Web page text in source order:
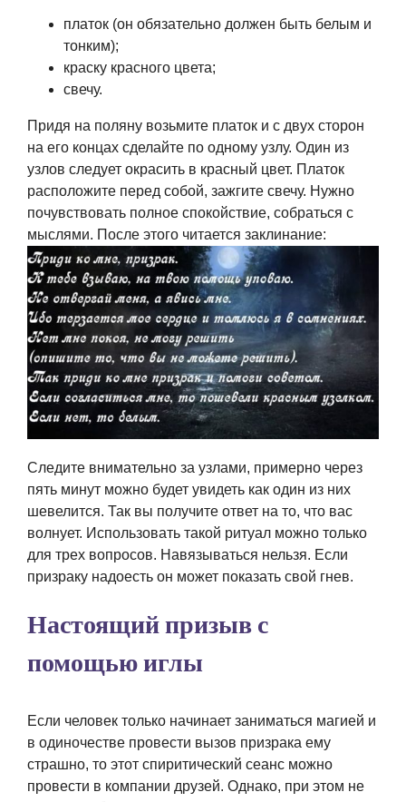
платок (он обязательно должен быть белым и
тонким);
краску красного цвета;
свечу.
Придя на поляну возьмите платок и с двух сторон
на его концах сделайте по одному узлу. Один из
узлов следует окрасить в красный цвет. Платок
расположите перед собой, зажгите свечу. Нужно
почувствовать полное спокойствие, собраться с
мыслями. После этого читается заклинание:
Следите внимательно за узлами, примерно через
пять минут можно будет увидеть как один из них
шевелится. Так вы получите ответ на то, что вас
волнует. Использовать такой ритуал можно только
для трех вопросов. Навязываться нельзя. Если
призраку надоесть он может показать свой гнев.
Настоящий призыв с
помощью иглы
Если человек только начинает заниматься магией и
в одиночестве провести вызов призрака ему
страшно, то этот спиритический сеанс можно
провести в компании друзей. Однако, при этом не